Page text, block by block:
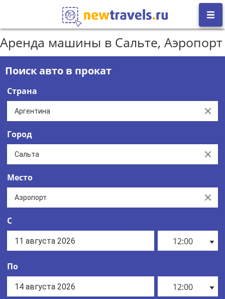
Аренда машины в Сальте, Аэропорт
Поиск авто в прокат
Страна
Clear
Город
Clear
Место
Clear
С
12:00
По
12:00